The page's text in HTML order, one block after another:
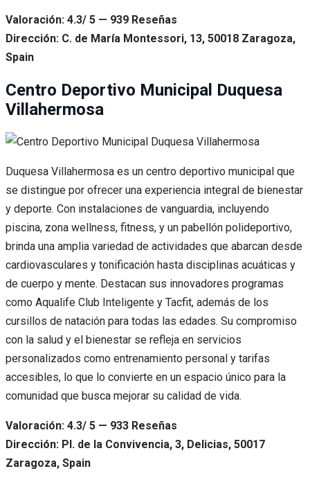
Valoración: 4.3/ 5 — 939 Reseñas
Dirección: C. de María Montessori, 13, 50018 Zaragoza,
Spain
Centro Deportivo Municipal Duquesa
Villahermosa
Duquesa Villahermosa es un centro deportivo municipal que
se distingue por ofrecer una experiencia integral de bienestar
y deporte. Con instalaciones de vanguardia, incluyendo
piscina, zona wellness, fitness, y un pabellón polideportivo,
brinda una amplia variedad de actividades que abarcan desde
cardiovasculares y tonificación hasta disciplinas acuáticas y
de cuerpo y mente. Destacan sus innovadores programas
como Aqualife Club Inteligente y Tacfit, además de los
cursillos de natación para todas las edades. Su compromiso
con la salud y el bienestar se refleja en servicios
personalizados como entrenamiento personal y tarifas
accesibles, lo que lo convierte en un espacio único para la
comunidad que busca mejorar su calidad de vida.
Valoración: 4.3/ 5 — 933 Reseñas
Dirección: Pl. de la Convivencia, 3, Delicias, 50017
Zaragoza, Spain